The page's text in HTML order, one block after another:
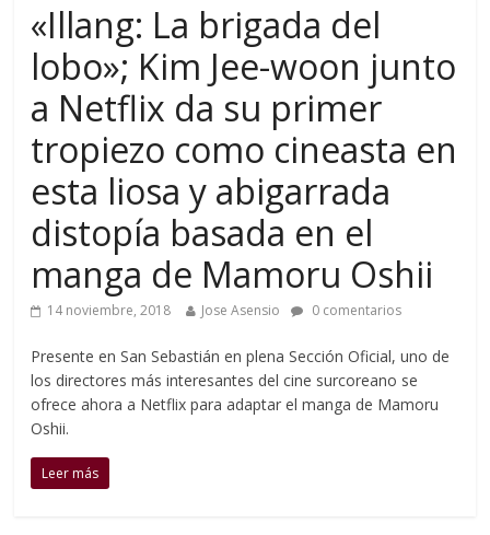
«Illang: La brigada del
lobo»; Kim Jee-woon junto
a Netflix da su primer
tropiezo como cineasta en
esta liosa y abigarrada
distopía basada en el
manga de Mamoru Oshii
14 noviembre, 2018 Jose Asensio 0 comentarios
Presente en San Sebastián en plena Sección Oficial, uno de
los directores más interesantes del cine surcoreano se
ofrece ahora a Netflix para adaptar el manga de Mamoru
Oshii.
Leer más